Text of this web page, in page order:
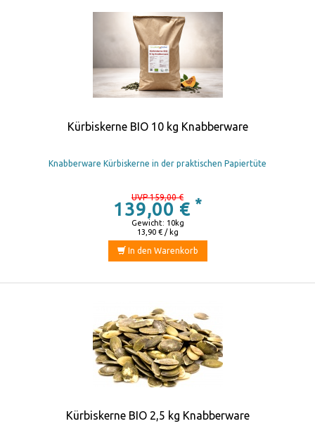
Kürbiskerne BIO 10 kg Knabberware
Knabberware Kürbiskerne in der praktischen Papiertüte
UVP 159,00 €
139,00 € *
13,90 € / kg
Gewicht: 10kg
In den Warenkorb
Kürbiskerne BIO 2,5 kg Knabberware